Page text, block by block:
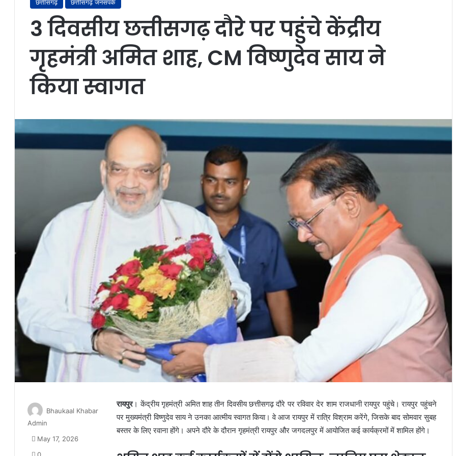
छत्तीसगढ़ छत्तीसगढ़ जनसंपर्क
3 दिवसीय छत्तीसगढ़ दौरे पर पहुंचे केंद्रीय
गृहमंत्री अमित शाह, CM विष्णुदेव साय ने
किया स्वागत
रायपुर। केंद्रीय गृहमंत्री अमित शाह तीन दिवसीय छत्तीसगढ़ दौरे पर रविवार देर शाम राजधानी रायपुर पहुंचे। रायपुर पहुंचने
पर मुख्यमंत्री विष्णुदेव साय ने उनका आत्मीय स्वागत किया। वे आज रायपुर में रात्रि विश्राम करेंगे, जिसके बाद सोमवार सुबह
बस्तर के लिए रवाना होंगे। अपने दौरे के दौरान गृहमंत्री रायपुर और जगदलपुर में आयोजित कई कार्यक्रमों में शामिल होंगे।
Bhaukaal Khabar
Admin
May 17, 2026